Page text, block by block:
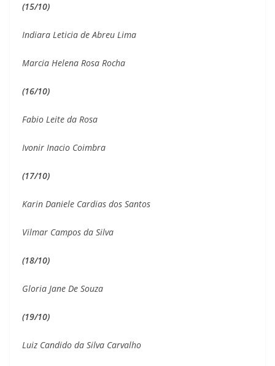
(15/10)
Indiara Leticia de Abreu Lima
Marcia Helena Rosa Rocha
(16/10)
Fabio Leite da Rosa
Ivonir Inacio Coimbra
(17/10)
Karin Daniele Cardias dos Santos
Vilmar Campos da Silva
(18/10)
Gloria Jane De Souza
(19/10)
Luiz Candido da Silva Carvalho